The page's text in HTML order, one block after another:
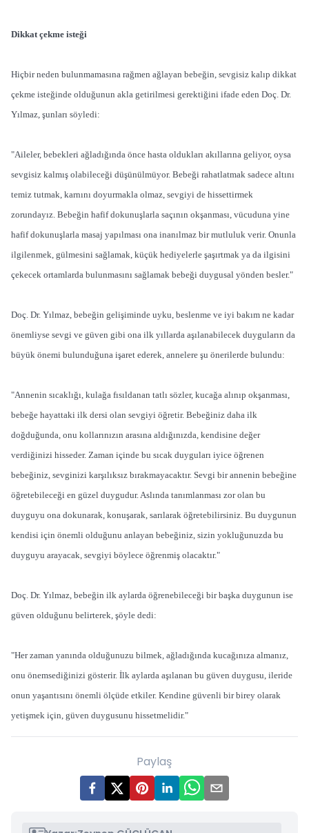
Dikkat çekme isteği
Hiçbir neden bulunmamasına rağmen ağlayan bebeğin, sevgisiz kalıp dikkat
çekme isteğinde olduğunun akla getirilmesi gerektiğini ifade eden Doç. Dr.
Yılmaz, şunları söyledi:
"Aileler, bebekleri ağladığında önce hasta oldukları akıllarına geliyor, oysa
sevgisiz kalmış olabileceği düşünülmüyor. Bebeği rahatlatmak sadece altını
temiz tutmak, karnını doyurmakla olmaz, sevgiyi de hissettirmek
zorundayız. Bebeğin hafif dokunuşlarla saçının okşanması, vücuduna yine
hafif dokunuşlarla masaj yapılması ona inanılmaz bir mutluluk verir. Onunla
ilgilenmek, gülmesini sağlamak, küçük hediyelerle şaşırtmak ya da ilgisini
çekecek ortamlarda bulunmasını sağlamak bebeği duygusal yönden besler."
Doç. Dr. Yılmaz, bebeğin gelişiminde uyku, beslenme ve iyi bakım ne kadar
önemliyse sevgi ve güven gibi ona ilk yıllarda aşılanabilecek duyguların da
büyük önemi bulunduğuna işaret ederek, annelere şu önerilerde bulundu:
"Annenin sıcaklığı, kulağa fısıldanan tatlı sözler, kucağa alınıp okşanması,
bebeğe hayattaki ilk dersi olan sevgiyi öğretir. Bebeğiniz daha ilk
doğduğunda, onu kollarınızın arasına aldığınızda, kendisine değer
verdiğinizi hisseder. Zaman içinde bu sıcak duyguları iyice öğrenen
bebeğiniz, sevginizi karşılıksız bırakmayacaktır. Sevgi bir annenin bebeğine
öğretebileceği en güzel duygudur. Aslında tanımlanması zor olan bu
duyguyu ona dokunarak, konuşarak, sarılarak öğretebilirsiniz. Bu duygunun
kendisi için önemli olduğunu anlayan bebeğiniz, sizin yokluğunuzda bu
duyguyu arayacak, sevgiyi böylece öğrenmiş olacaktır."
Doç. Dr. Yılmaz, bebeğin ilk aylarda öğrenebileceği bir başka duygunun ise
güven olduğunu belirterek, şöyle dedi:
"Her zaman yanında olduğunuzu bilmek, ağladığında kucağınıza almanız,
onu önemsediğinizi gösterir. İlk aylarda aşılanan bu güven duygusu, ileride
onun yaşantısını önemli ölçüde etkiler. Kendine güvenli bir birey olarak
yetişmek için, güven duygusunu hissetmelidir."
Paylaş